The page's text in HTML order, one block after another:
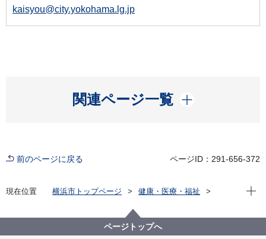
kaisyou@city.yokohama.lg.jp
関連ページ一覧
開く
前のページに戻る ページID：291-656-372
現在位置 横浜市トップページ
健康・医療・福祉
障害者差別解消法への対応
精神障害
（障害者差別事例71）精神障害 その他
現在
ページトップへ